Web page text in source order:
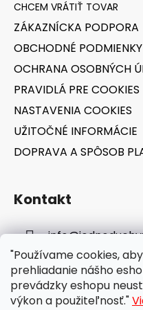
"Používame cookies,
prehliadanie nášho
prevádzky eshopu
výkon a použiteľnosť."
ZÁKAZNÍCKA PODPORA
OBCHODNÉ PODMIENKY
OCHRANA OSOBNÝCH
PRAVIDLÁ PRE COOKIES
NASTAVENIA COOKIES
UŽITOČNÉ INFORMÁCIE
DOPRAVA A SPÔSOB
Kontakt
info@
E-shop: 0948